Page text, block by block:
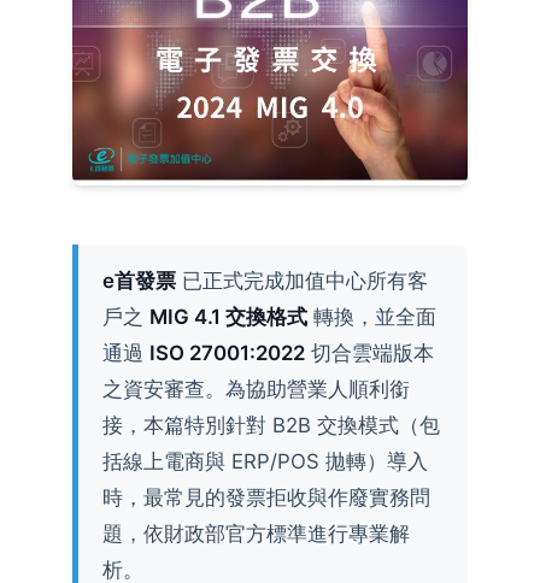
e首發票 已正式完成加值中心所有客
戶之 MIG 4.1 交換格式 轉換，並全面
通過 ISO 27001:2022 切合雲端版本
之資安審查。為協助營業人順利銜
接，本篇特別針對 B2B 交換模式（包
括線上電商與 ERP/POS 拋轉）導入
時，最常見的發票拒收與作廢實務問
題，依財政部官方標準進行專業解
析。